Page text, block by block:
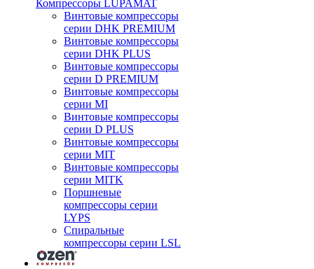
Компрессоры LUPAMAT
Винтовые компрессоры
серии DHK PREMIUM
Винтовые компрессоры
серии DHK PLUS
Винтовые компрессоры
серии D PREMIUM
Винтовые компрессоры
серии MI
Винтовые компрессоры
серии D PLUS
Винтовые компрессоры
серии MIT
Винтовые компрессоры
серии MITK
Поршневые
компрессоры серии
LYPS
Спиральные
компрессоры серии LSL